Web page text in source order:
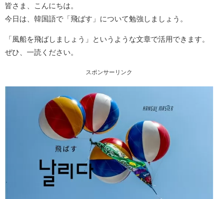
皆さま、こんにちは。
今日は、韓国語で「飛ばす」について勉強しましょう。
「風船を飛ばしましょう」というような文章で活用できます。
ぜひ、一読ください。
スポンサーリンク